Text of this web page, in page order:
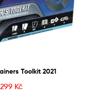
Toolkit 2021
Kč